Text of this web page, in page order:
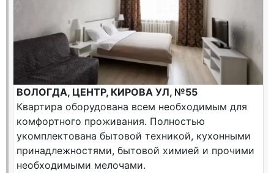
ВОЛОГДА, ЦЕНТР, КИРОВА УЛ, №55
Квартира оборудована всем необходимым для
комфортного проживания. Полностью
укомплектована бытовой техникой, кухонными
принадлежностями, бытовой химией и прочими
необходимыми мелочами.